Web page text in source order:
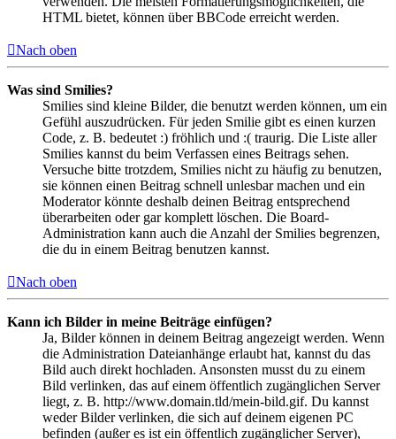
HTML bietet, können über BBCode erreicht werden.
Nach oben
Was sind Smilies?
Smilies sind kleine Bilder, die benutzt werden können, um ein
Gefühl auszudrücken. Für jeden Smilie gibt es einen kurzen
Code, z. B. bedeutet :) fröhlich und :( traurig. Die Liste aller
Smilies kannst du beim Verfassen eines Beitrags sehen.
Versuche bitte trotzdem, Smilies nicht zu häufig zu benutzen,
sie können einen Beitrag schnell unlesbar machen und ein
Moderator könnte deshalb deinen Beitrag entsprechend
überarbeiten oder gar komplett löschen. Die Board-
Administration kann auch die Anzahl der Smilies begrenzen,
die du in einem Beitrag benutzen kannst.
Nach oben
Kann ich Bilder in meine Beiträge einfügen?
Ja, Bilder können in deinem Beitrag angezeigt werden. Wenn
die Administration Dateianhänge erlaubt hat, kannst du das
Bild auch direkt hochladen. Ansonsten musst du zu einem
Bild verlinken, das auf einem öffentlich zugänglichen Server
liegt, z. B. http://www.domain.tld/mein-bild.gif. Du kannst
weder Bilder verlinken, die sich auf deinem eigenen PC
befinden (außer es ist ein öffentlich zugänglicher Server),